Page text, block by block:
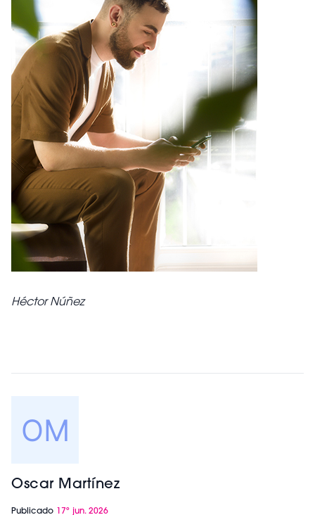
Héctor Núñez
Oscar Martínez
Publicado 17º jun. 2026